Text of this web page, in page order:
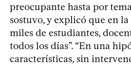
preocupante hasta por
sostuvo, y explicó que en
miles de estudiantes,
todos los días”. “En una
características, sin